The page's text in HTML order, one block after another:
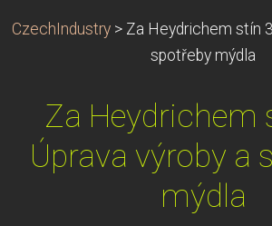
CzechIndustry > Za Heydrichem stín
spotřeby mýdla
Za Heydrichem
Úprava výroby a
mýdla